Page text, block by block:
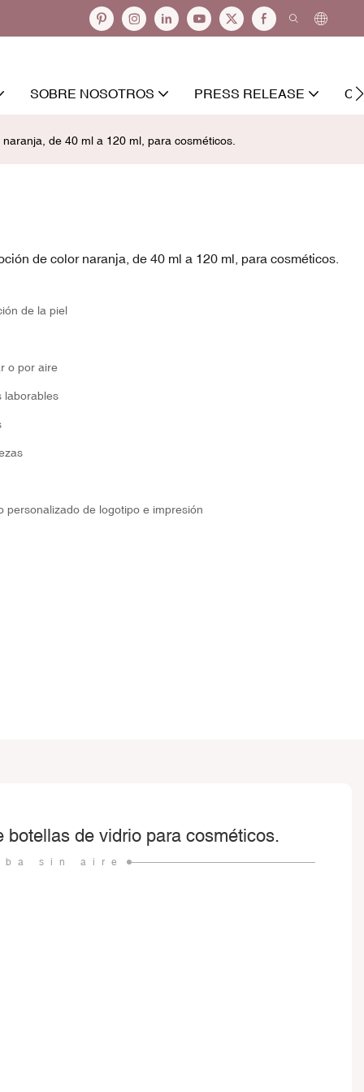
SOBRE NOSOTROS PRESS RELEASE
de 40 ml a 120 ml, para cosméticos.
de color naranja, de 40 ml a 120 ml, para cosméticos.
de la piel
o por aire
laborables
personalizado de logotipo e impresión
de vidrio para cosméticos.
sin aire